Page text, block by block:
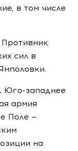
в том числе
Противник
сил в
Юго-западнее
армия
Поле —
на